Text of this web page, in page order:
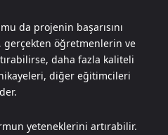
da projenin başarısını
gerçekten öğretmenlerin ve
daha fazla kaliteli
diğer eğitimcileri
yeteneklerini artırabilir.